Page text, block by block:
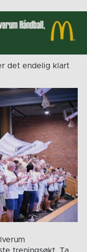
det endelig klart
treningsøkt. Ta